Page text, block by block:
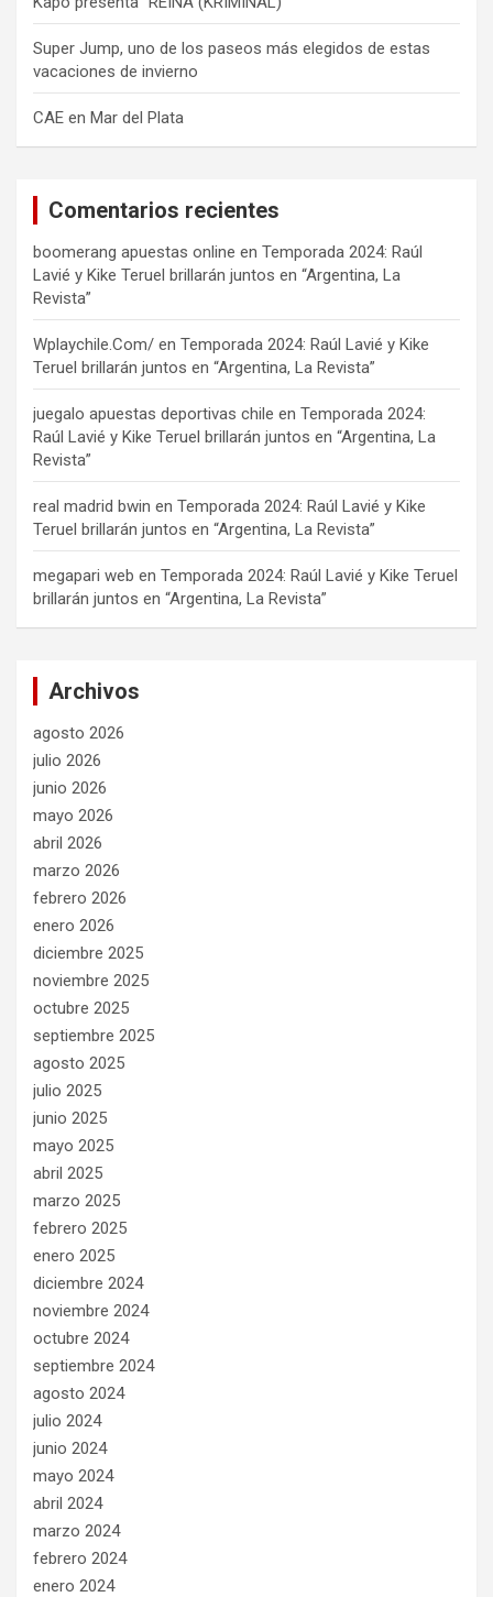
Super Jump, uno de los paseos más elegidos de estas
vacaciones de invierno
CAE en Mar del Plata
Comentarios recientes
boomerang apuestas online en Temporada 2024: Raúl
Lavié y Kike Teruel brillarán juntos en “Argentina, La
Revista”
Wplaychile.Com/ en Temporada 2024: Raúl Lavié y Kike
Teruel brillarán juntos en “Argentina, La Revista”
juegalo apuestas deportivas chile en Temporada 2024:
Raúl Lavié y Kike Teruel brillarán juntos en “Argentina, La
Revista”
real madrid bwin en Temporada 2024: Raúl Lavié y Kike
Teruel brillarán juntos en “Argentina, La Revista”
megapari web en Temporada 2024: Raúl Lavié y Kike Teruel
brillarán juntos en “Argentina, La Revista”
Archivos
agosto 2026
julio 2026
junio 2026
mayo 2026
abril 2026
marzo 2026
febrero 2026
enero 2026
diciembre 2025
noviembre 2025
octubre 2025
septiembre 2025
agosto 2025
julio 2025
junio 2025
mayo 2025
abril 2025
marzo 2025
febrero 2025
enero 2025
diciembre 2024
noviembre 2024
octubre 2024
septiembre 2024
agosto 2024
julio 2024
junio 2024
mayo 2024
abril 2024
marzo 2024
febrero 2024
enero 2024